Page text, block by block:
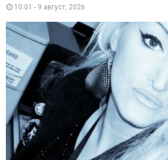
10:01 - 9 август, 2026